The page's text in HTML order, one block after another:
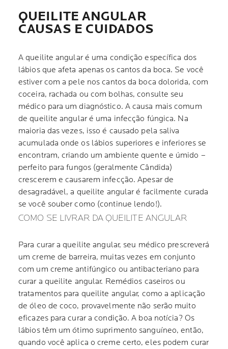
QUEILITE ANGULAR
CAUSAS E CUIDADOS
A queilite angular é uma condição específica dos
lábios que afeta apenas os cantos da boca. Se você
estiver com a pele nos cantos da boca dolorida, com
coceira, rachada ou com bolhas, consulte seu
médico para um diagnóstico. A causa mais comum
de queilite angular é uma infecção fúngica. Na
maioria das vezes, isso é causado pela saliva
acumulada onde os lábios superiores e inferiores se
encontram, criando um ambiente quente e úmido –
perfeito para fungos (geralmente Cândida)
crescerem e causarem infecção. Apesar de
desagradável, a queilite angular é facilmente curada
se você souber como (continue lendo!).
COMO SE LIVRAR DA QUEILITE ANGULAR
Para curar a queilite angular, seu médico prescreverá
um creme de barreira, muitas vezes em conjunto
com um creme antifúngico ou antibacteriano para
curar a queilite angular. Remédios caseiros ou
tratamentos para queilite angular, como a aplicação
de óleo de coco, provavelmente não serão muito
eficazes para curar a condição. A boa notícia? Os
lábios têm um ótimo suprimento sanguíneo, então,
quando você aplica o creme certo, eles podem curar